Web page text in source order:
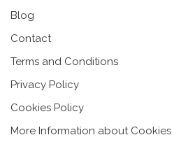
Blog
Contact
Terms and Conditions
Privacy Policy
Cookies Policy
More Information about Cookies